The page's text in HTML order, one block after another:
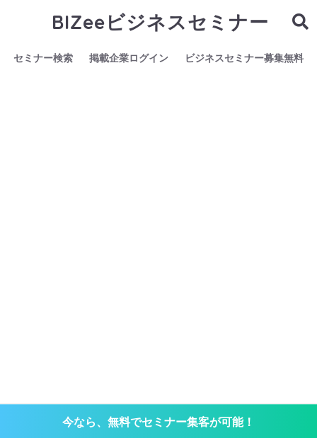
BIZeeビジネスセミナー
セミナー検索 掲載企業ログイン ビジネスセミナー募集無料
今なら、無料でセミナー集客が可能！